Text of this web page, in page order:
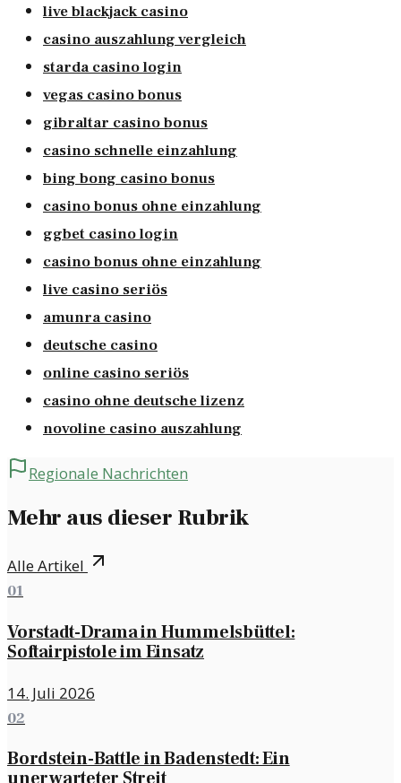
live blackjack casino
casino auszahlung vergleich
starda casino login
vegas casino bonus
gibraltar casino bonus
casino schnelle einzahlung
bing bong casino bonus
casino bonus ohne einzahlung
ggbet casino login
casino bonus ohne einzahlung
live casino seriös
amunra casino
deutsche casino
online casino seriös
casino ohne deutsche lizenz
novoline casino auszahlung
Regionale Nachrichten
Mehr aus dieser Rubrik
Alle Artikel
01
Vorstadt-Drama in Hummelsbüttel:
Softairpistole im Einsatz
14. Juli 2026
02
Bordstein-Battle in Badenstedt: Ein